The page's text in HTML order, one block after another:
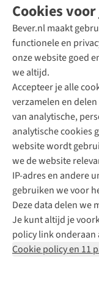
Cookies
Bever.nl maakt
functionele en
onze website goed
we altijd.
Accepteer je alle
verzamelen en
van analytische,
analytische cookies
website wordt
we de website
IP-adres en andere
gebruiken we voor
Deze data delen we
Je kunt altijd je
policy link onderaan
Cookie policy en 11
Direct advies
+31 (0)85 888
+31 6 12 28 49 80